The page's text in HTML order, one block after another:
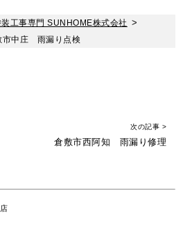
工事専門 SUNHOME株式会社 >
市中庄 雨漏り点検
次の記事 >
倉敷市西阿知 雨漏り修理